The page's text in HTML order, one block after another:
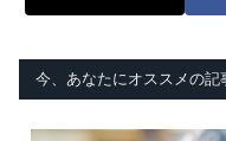
今、あなたにオススメの記